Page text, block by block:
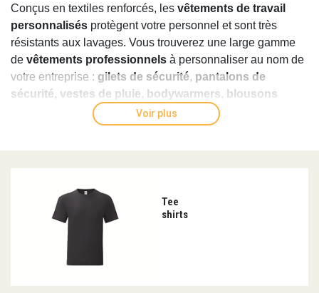
Conçus en textiles renforcés, les vêtements de travail
personnalisés protègent votre personnel et sont très
résistants aux lavages. Vous trouverez une large gamme
de vêtements professionnels à personnaliser au nom de
votre entreprise : gilets de sécurité, pantalons de
sécurité, vestes de pluie, bodywarmers, blousons
professionnels, parkas
, pantalons,
combinaisons de
ou bermudas (voir aussi les goodies de l'artisan
de nombreux accessoires : gants, poches amovibles,
genouillères, coiffes et chaussures et tous les
consommables de protection personnalisés Covid 19
Voir plus
Tee
shirts